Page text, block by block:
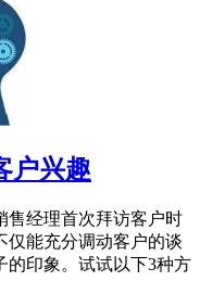
户兴趣
售经理首次拜访客户时
仅能充分调动客户的谈
的印象。试试以下3种方